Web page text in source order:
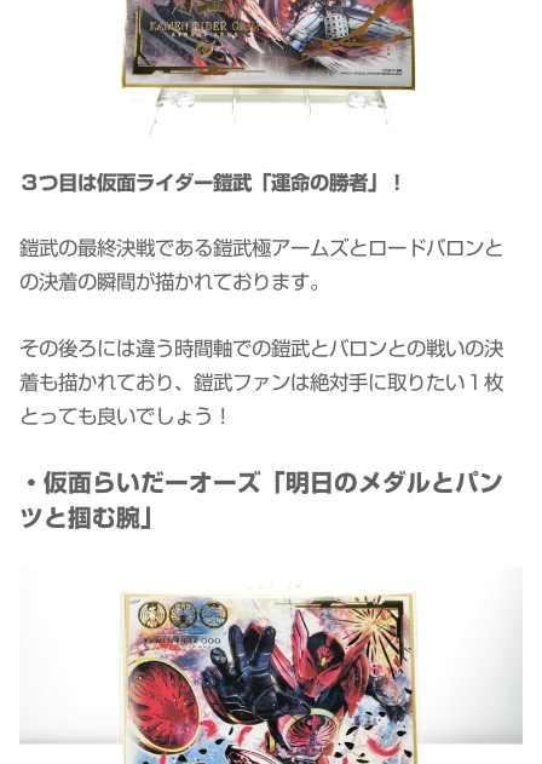
３つ目は仮面ライダー鎧武「運命の勝者」！
鎧武の最終決戦である鎧武極アームズとロードバロンと
の決着の瞬間が描かれております。
その後ろには違う時間軸での鎧武とバロンとの戦いの決
着も描かれており、鎧武ファンは絶対手に取りたい１枚
とっても良いでしょう！
・仮面らいだーオーズ「明日のメダルとパン
ツと掴む腕」